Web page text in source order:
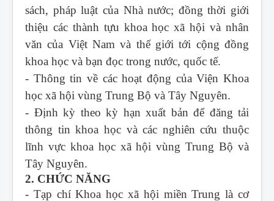
sách, pháp luật của Nhà nước; đồng thời giới
thiệu các thành tựu khoa học xã hội và nhân
văn của Việt Nam và thế giới tới cộng đồng
khoa học và bạn đọc trong nước, quốc tế.
- Thông tin về các hoạt động của Viện Khoa
học xã hội vùng Trung Bộ và Tây Nguyên.
- Định kỳ theo kỳ hạn xuất bản để đăng tải
thông tin khoa học và các nghiên cứu thuộc
lĩnh vực khoa học xã hội vùng Trung Bộ và
Tây Nguyên.
2. CHỨC NĂNG
- Tạp chí Khoa học xã hội miền Trung là cơ